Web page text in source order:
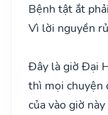
Bệnh tật ắt
Vì lời nguyền
Đây là giờ Đại
thì mọi chuyện
của vào giờ